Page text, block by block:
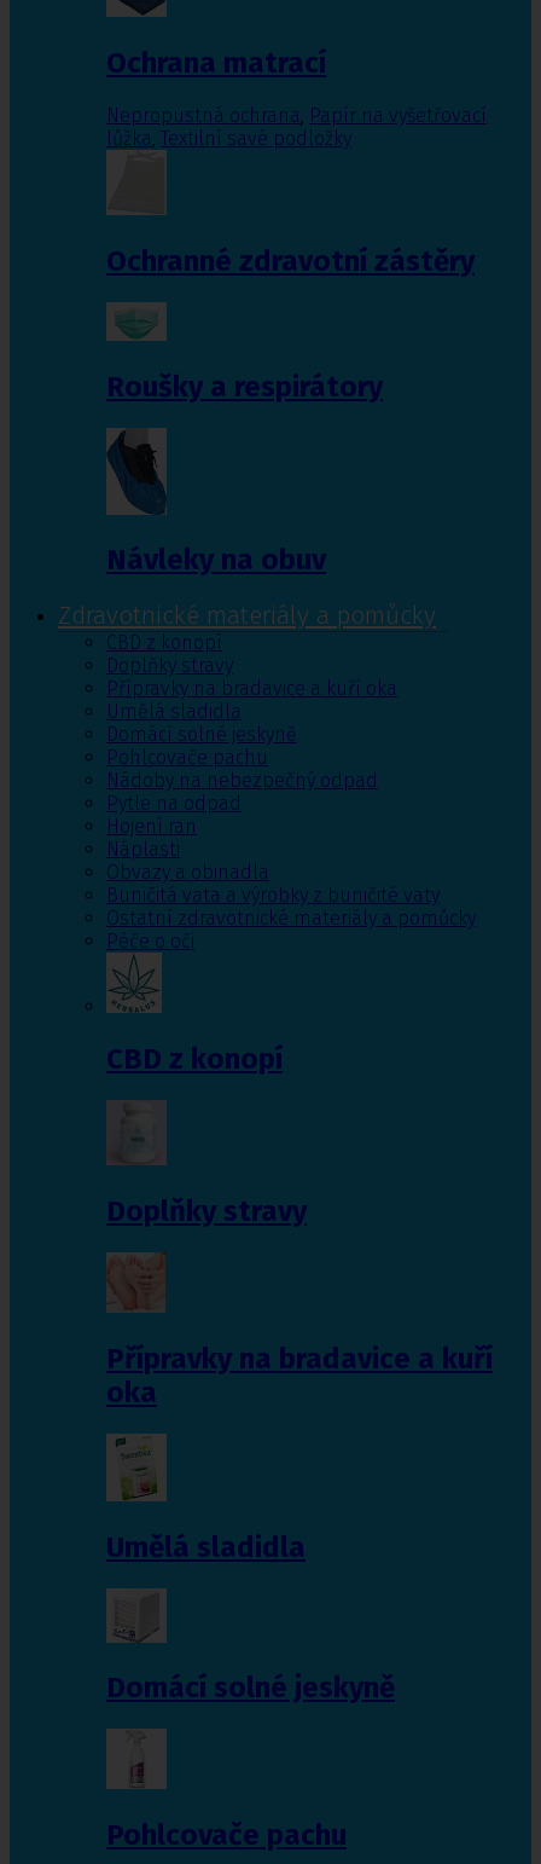
Ochrana matrací
Nepropustná ochrana, Papír na vyšetřovací
lůžka, Textilní savé podložky
Ochranné zdravotní zástěry
Roušky a respirátory
Návleky na obuv
Zdravotnické materiály a pomůcky
CBD z konopí
Doplňky stravy
Přípravky na bradavice a kuří oka
Umělá sladidla
Domácí solné jeskyně
Pohlcovače pachu
Nádoby na nebezpečný odpad
Pytle na odpad
Hojení ran
Náplasti
Obvazy a obinadla
Buničitá vata a výrobky z buničité vaty
Ostatní zdravotnické materiály a pomůcky
Péče o oči
CBD z konopí
Doplňky stravy
Přípravky na bradavice a kuří
oka
Umělá sladidla
Domácí solné jeskyně
Pohlcovače pachu